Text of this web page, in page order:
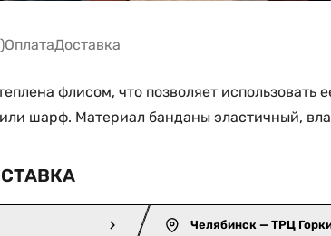
ОплатаДоставка
флисом, что позволяет
шарф. Материал банданы эластичный,
Челябинск — ТРЦ